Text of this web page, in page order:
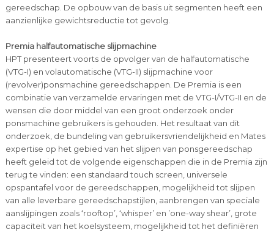
gereedschap. De opbouw van de basis uit segmenten heeft een
aanzienlijke gewichtsreductie tot gevolg.
Premia halfautomatische slijpmachine
HPT presenteert voorts de opvolger van de halfautomatische
(VTG-I) en volautomatische (VTG-II) slijpmachine voor
(revolver)ponsmachine gereedschappen. De Premia is een
combinatie van verzamelde ervaringen met de VTG-I/VTG-II en de
wensen die door middel van een groot onderzoek onder
ponsmachine gebruikers is gehouden. Het resultaat van dit
onderzoek, de bundeling van gebruikersvriendelijkheid en Mates
expertise op het gebied van het slijpen van ponsgereedschap
heeft geleid tot de volgende eigenschappen die in de Premia zijn
terug te vinden: een standaard touch screen, universele
opspantafel voor de gereedschappen, mogelijkheid tot slijpen
van alle leverbare gereedschapstijlen, aanbrengen van speciale
aanslijpingen zoals ‘rooftop’, ‘whisper’ en ’one-way shear’, grote
capaciteit van het koelsysteem, mogelijkheid tot het definiëren